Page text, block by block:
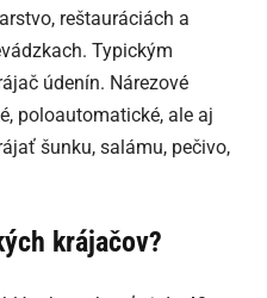
reštauráciách a
Typickým
údenín. Nárezové
poloautomatické, ale aj
šunku, salámu, pečivo,
krájačov?